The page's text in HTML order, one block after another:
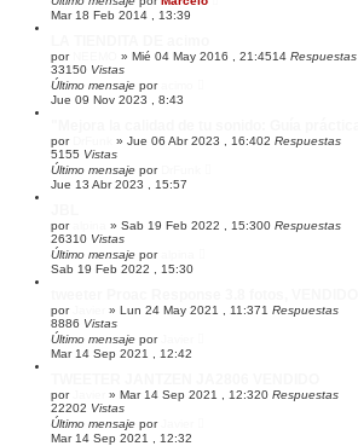
a
Mar 18 Feb 2014 , 13:39
por » Mié 04 May 2016 , 21:4514 Respuestas
33150 Vistas
Último mensaje por
Jue 09 Nov 2023 , 8:43
por » Jue 06 Abr 2023 , 16:402 Respuestas
5155 Vistas
Último mensaje por
Jue 13 Abr 2023 , 15:57
por » Sab 19 Feb 2022 , 15:300 Respuestas
26310 Vistas
Último mensaje por
Sab 19 Feb 2022 , 15:30
por » Lun 24 May 2021 , 11:371 Respuestas
8886 Vistas
Último mensaje por
Mar 14 Sep 2021 , 12:42
por » Mar 14 Sep 2021 , 12:320 Respuestas
22202 Vistas
Último mensaje por
Mar 14 Sep 2021 , 12:32